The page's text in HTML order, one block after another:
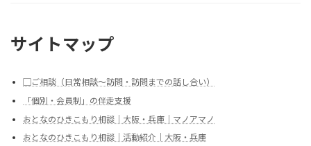
サイトマップ
▢ご相談（日常相談～訪問・訪問までの話し合い）
「個別・会員制」の伴走支援
おとなのひきこもり相談｜大阪・兵庫｜マノアマノ
おとなのひきこもり相談｜活動紹介｜大阪・兵庫